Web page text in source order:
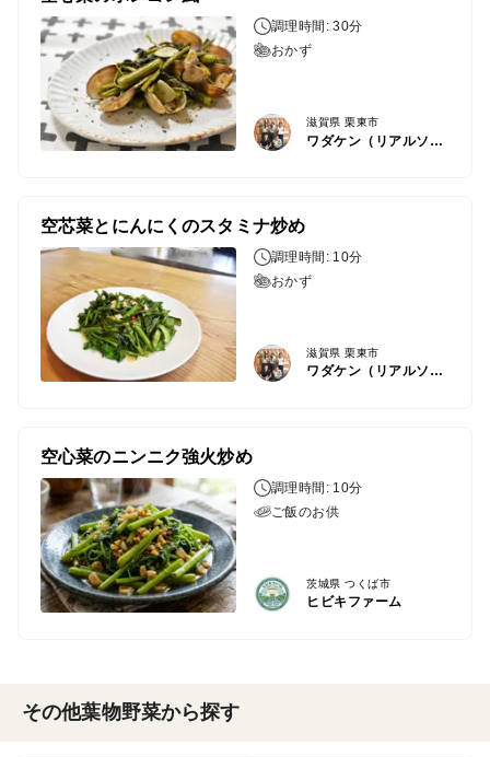
調理時間: 30分
おかず
滋賀県 栗東市
ワダケン（リアルソイルハウス）
空芯菜とにんにくのスタミナ炒め
調理時間: 10分
おかず
滋賀県 栗東市
ワダケン（リアルソイルハウス）
空心菜のニンニク強火炒め
調理時間: 10分
ご飯のお供
茨城県 つくば市
ヒビキファーム
その他葉物野菜から探す